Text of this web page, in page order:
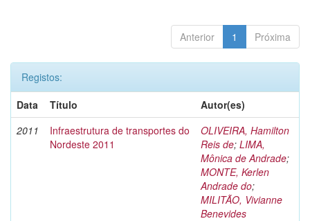
Anterior 1 Próxima
Registos:
Data
Título
Autor(es)
2011
Infraestrutura de transportes do
Nordeste 2011
OLIVEIRA, Hamilton
Reis de; LIMA,
Mônica de Andrade;
MONTE, Kerlen
Andrade do;
MILITÃO, Vivianne
Benevides